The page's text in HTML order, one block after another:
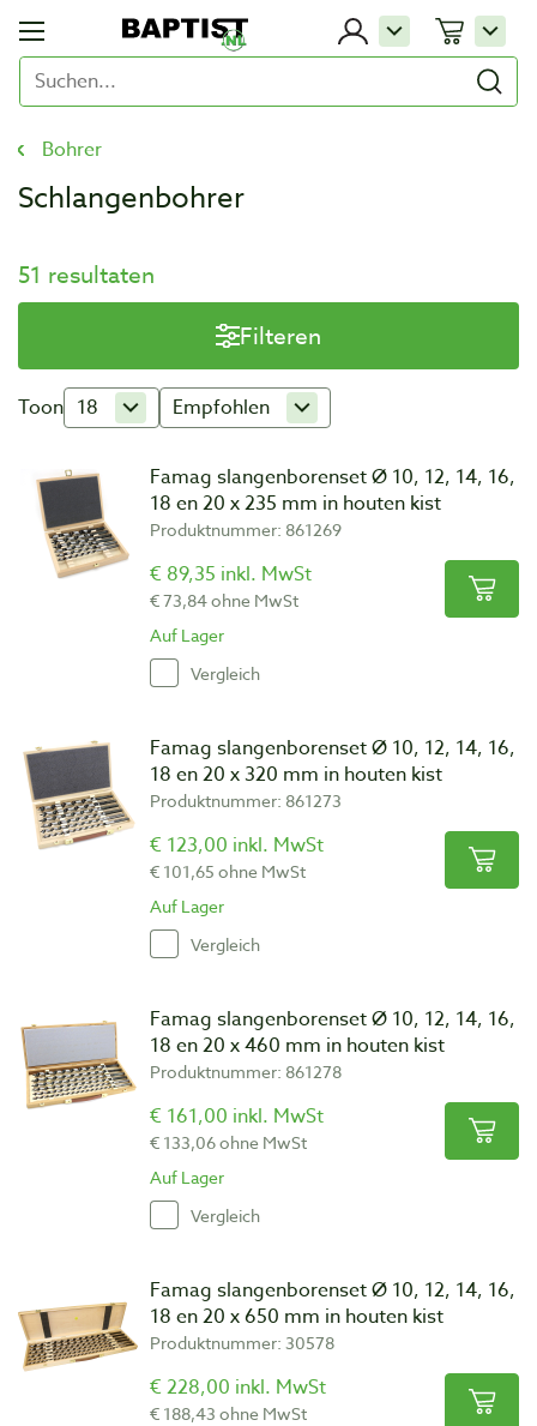
Bohrer
Schlangenbohrer
51 resultaten
Filteren
Toon 18 Empfohlen
Famag slangenborenset Ø 10, 12, 14, 16,
18 en 20 x 235 mm in houten kist
Produktnummer: 861269
€ 89,35 inkl. MwSt
€ 73,84 ohne MwSt
Auf Lager
Vergleich
Famag slangenborenset Ø 10, 12, 14, 16,
18 en 20 x 320 mm in houten kist
Produktnummer: 861273
€ 123,00 inkl. MwSt
€ 101,65 ohne MwSt
Auf Lager
Vergleich
Famag slangenborenset Ø 10, 12, 14, 16,
18 en 20 x 460 mm in houten kist
Produktnummer: 861278
€ 161,00 inkl. MwSt
€ 133,06 ohne MwSt
Auf Lager
Vergleich
Famag slangenborenset Ø 10, 12, 14, 16,
18 en 20 x 650 mm in houten kist
Produktnummer: 30578
€ 228,00 inkl. MwSt
€ 188,43 ohne MwSt